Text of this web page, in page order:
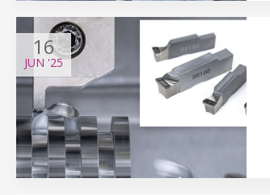
16
JUN '25